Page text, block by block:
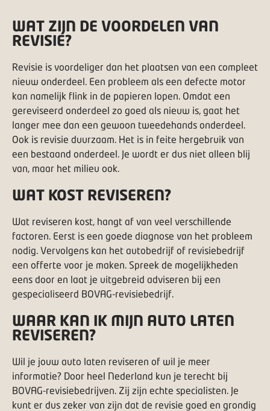
WAT ZIJN DE VOORDELEN VAN
REVISIE?
Revisie is voordeliger dan het plaatsen van een compleet
nieuw onderdeel. Een probleem als een defecte motor
kan namelijk flink in de papieren lopen. Omdat een
gereviseerd onderdeel zo goed als nieuw is, gaat het
langer mee dan een gewoon tweedehands onderdeel.
Ook is revisie duurzaam. Het is in feite hergebruik van
een bestaand onderdeel. Je wordt er dus niet alleen blij
van, maar het milieu ook.
WAT KOST REVISEREN?
Wat reviseren kost, hangt af van veel verschillende
factoren. Eerst is een goede diagnose van het probleem
nodig. Vervolgens kan het autobedrijf of revisiebedrijf
een offerte voor je maken. Spreek de mogelijkheden
eens door en laat je uitgebreid adviseren bij een
gespecialiseerd BOVAG-revisiebedrijf
WAAR KAN IK MIJN AUTO LATEN
REVISEREN?
Wil je jouw auto laten reviseren of wil je meer
informatie? Door heel Nederland kun je terecht bij
BOVAG-revisiebedrijven . Zij zijn echte specialisten. Je
kunt er dus zeker van zijn dat de revisie goed en grondig